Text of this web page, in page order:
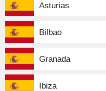
Asturias
Bilbao
Granada
Ibiza